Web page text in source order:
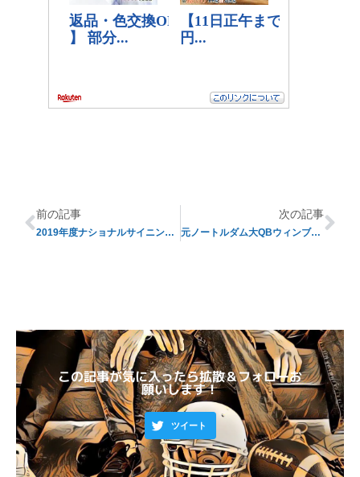
前の記事
2019年度ナショナルサイニングデー終わって・・・
次の記事
元ノートルダム大QBウィンブッシュの転校先
この記事が気に入ったら拡散＆フォローお
願いします！
ツイート